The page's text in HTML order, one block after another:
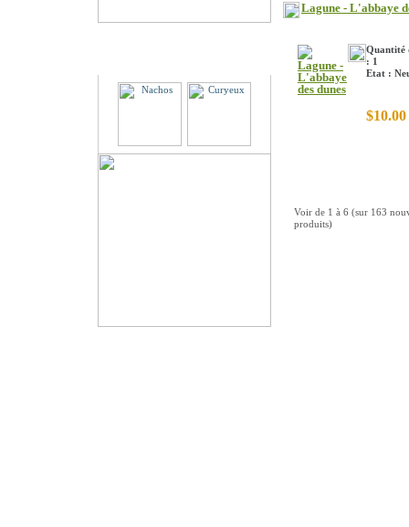
Lagune - L'abbaye
Quantité
: 1
Etat :
$10.00
Voir de 1 à 6 (sur 163
produits)